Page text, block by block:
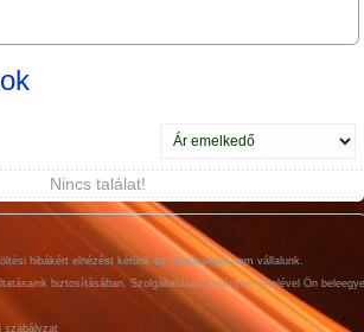
Nincs találat!
hibákért elnézést kérünk és felelősséget nem vállalunk.
biztosításában. Szolgáltatásaink igénybe vételével Ön
szabályzat